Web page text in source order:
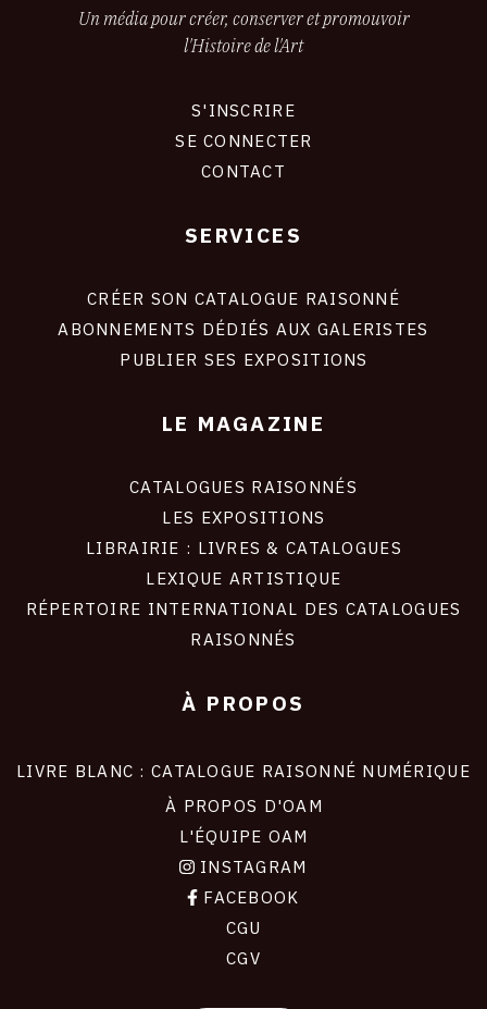
Un média pour créer, conserver et promouvoir
l'Histoire de l'Art
S'INSCRIRE
SE CONNECTER
CONTACT
SERVICES
CRÉER SON CATALOGUE RAISONNÉ
ABONNEMENTS DÉDIÉS AUX GALERISTES
PUBLIER SES EXPOSITIONS
LE MAGAZINE
CATALOGUES RAISONNÉS
LES EXPOSITIONS
LIBRAIRIE : LIVRES & CATALOGUES
LEXIQUE ARTISTIQUE
RÉPERTOIRE INTERNATIONAL DES CATALOGUES
RAISONNÉS
À PROPOS
LIVRE BLANC : CATALOGUE RAISONNÉ NUMÉRIQUE
À PROPOS D'OAM
L'ÉQUIPE OAM
INSTAGRAM
FACEBOOK
CGU
CGV